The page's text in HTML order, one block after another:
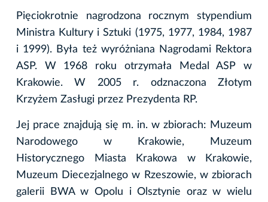
Pięciokrotnie nagrodzona rocznym stypendium
Ministra Kultury i Sztuki (1975, 1977, 1984, 1987
i 1999). Była też wyróżniana Nagrodami Rektora
ASP. W 1968 roku otrzymała Medal ASP w
Krakowie. W 2005 r. odznaczona Złotym
Krzyżem Zasługi przez Prezydenta RP.
Jej prace znajdują się m. in. w zbiorach: Muzeum
Narodowego w Krakowie, Muzeum
Historycznego Miasta Krakowa w Krakowie,
Muzeum Diecezjalnego w Rzeszowie, w zbiorach
galerii BWA w Opolu i Olsztynie oraz w wielu